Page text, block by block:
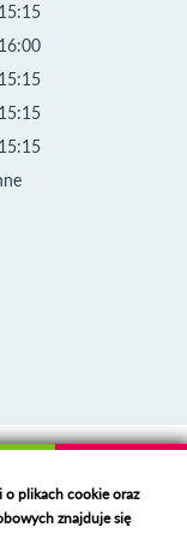
plikach cookie oraz
znajduje się